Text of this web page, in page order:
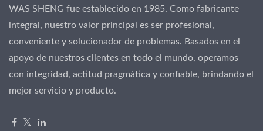
WAS SHENG fue establecido en 1985. Como fabricante
integral, nuestro valor principal es ser profesional,
conveniente y solucionador de problemas. Basados en el
apoyo de nuestros clientes en todo el mundo, operamos
con integridad, actitud pragmática y confiable, brindando el
mejor servicio y producto.